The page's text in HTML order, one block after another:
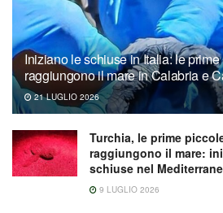
Iniziano le schiuse in Italia: le
raggiungono il mare in Calabria e
21 LUGLIO 2026
Turchia, le prime
raggiungono il mare:
schiuse nel
9 LUGLIO 2026